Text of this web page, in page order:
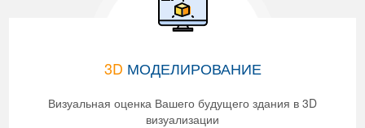
3D МОДЕЛИРОВАНИЕ
Визуальная оценка Вашего будущего здания в 3D
визуализации